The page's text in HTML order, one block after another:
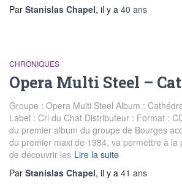
Par Stanislas Chapel, il y a 40 ans
CHRONIQUES
Opera Multi Steel –
Groupe : Opera Multi Steel Album :
Label : Cri du Chat Distributeur : Format :
du premier album du groupe de Bourges
du premier maxi de 1984, va permettre à la
de découvrir les Lire la suite
Par Stanislas Chapel, il y a 41 ans